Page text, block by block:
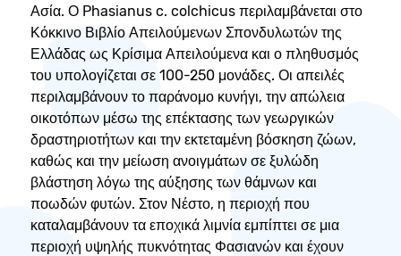
Ασία. Ο Phasianus c. colchicus περιλαμβάνεται στο
Κόκκινο Βιβλίο Απειλούμενων Σπονδυλωτών της
Ελλάδας ως Κρίσιμα Απειλούμενα και ο πληθυσμός
του υπολογίζεται σε 100-250 μονάδες. Οι απειλές
περιλαμβάνουν το παράνομο κυνήγι, την απώλεια
οικοτόπων μέσω της επέκτασης των γεωργικών
δραστηριοτήτων και την εκτεταμένη βόσκηση ζώων,
καθώς και την μείωση ανοιγμάτων σε ξυλώδη
βλάστηση λόγω της αύξησης των θάμνων και
ποωδών φυτών. Στον Νέστο, η περιοχή που
καταλαμβάνουν τα εποχικά λιμνία εμπίπτει σε μια
περιοχή υψηλής πυκνότητας Φασιανών και έχουν